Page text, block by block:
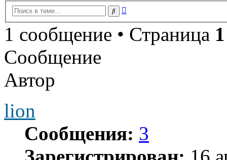
Поиск
1 сообщение • Страница 1
Сообщение
Автор
lion
Сообщения: 3